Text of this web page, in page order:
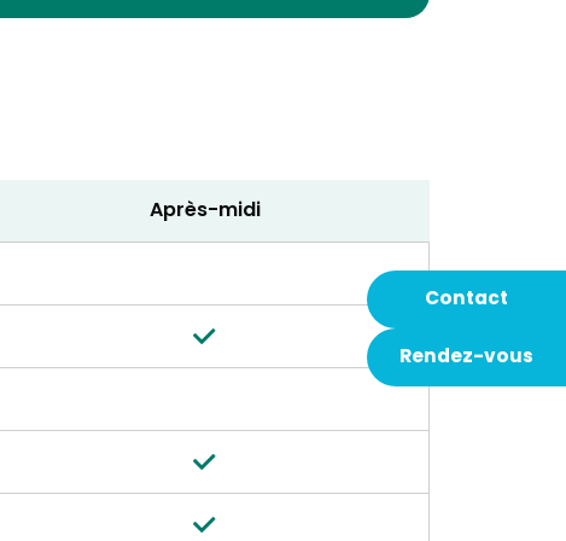
Contact
Rendez-vous
Après-midi